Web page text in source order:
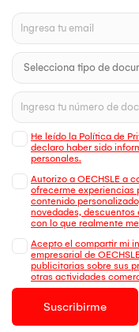
He leído la Política de
declaro haber sido
personales.
Autorizo a OECHSLE a
ofrecerme experiencias
contenido
novedades, descuentos
con lo que realmente
Acepto el compartir mi
empresarial de
publicitarias sobre sus
otras actividades
Suscribirme